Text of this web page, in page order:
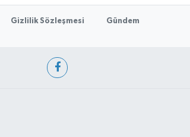
Gizlilik Sözleşmesi Gündem